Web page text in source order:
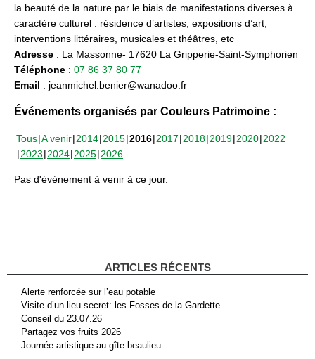
la beauté de la nature par le biais de manifestations diverses à
caractère culturel : résidence d’artistes, expositions d’art,
interventions littéraires, musicales et théâtres, etc
Adresse : La Massonne- 17620 La Gripperie-Saint-Symphorien
Téléphone : 07 86 37 80 77
Email : jeanmichel.benier@wanadoo.fr
Événements organisés par Couleurs Patrimoine :
Tous A venir 2014 2015 2016 2017 2018 2019 2020 2022
2023 2024 2025 2026
Pas d'événement à venir à ce jour.
ARTICLES RÉCENTS
Alerte renforcée sur l’eau potable
Visite d’un lieu secret: les Fosses de la Gardette
Conseil du 23.07.26
Partagez vos fruits 2026
Journée artistique au gîte beaulieu